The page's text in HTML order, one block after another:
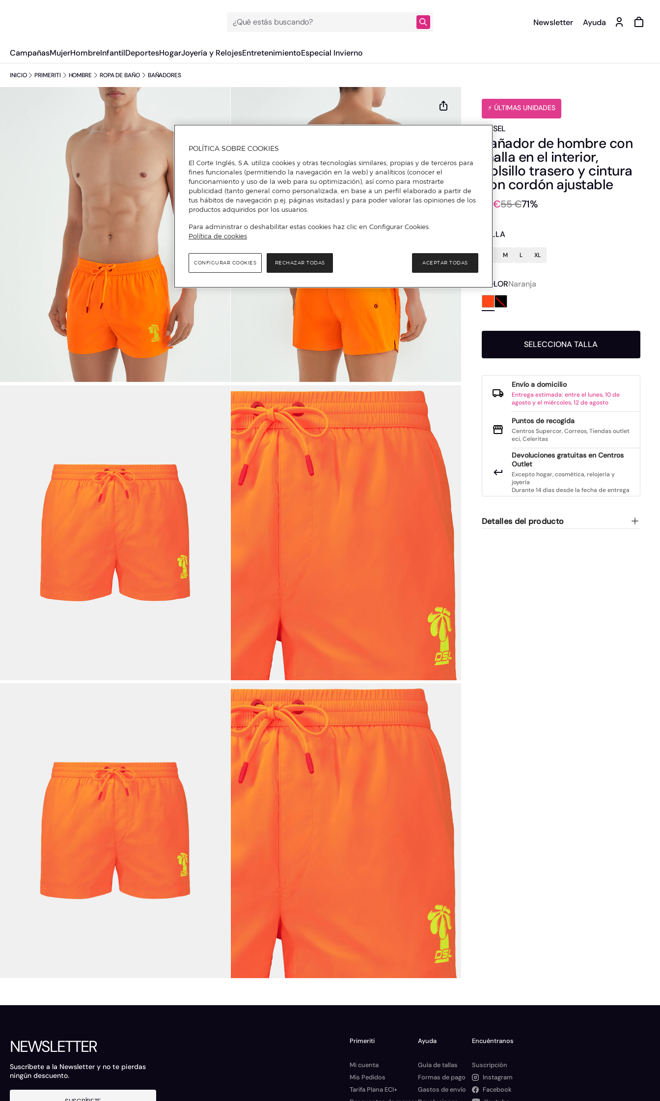
¿Qué estás buscando? Newsletter Ayuda
CampañasMujerHombreInfantilDeportesHogarJoyería y RelojesEntretenimientoEspecial Invierno
INICIO PRIMERITI HOMBRE ROPA DE BAÑO BAÑADORES
️⚡ ÚLTIMAS UNIDADES
DIESEL
Bañador de hombre con
malla en el interior,
bolsillo trasero y cintura
con cordón ajustable
16 €55 €71%
TALLA
M L XL
COLORNaranja
SELECCIONA TALLA
Envío a domicilio
Entrega estimada: entre el lunes, 10 de
agosto y el miércoles, 12 de agosto
Puntos de recogida
Centros Supercor, Correos, Tiendas outlet
eci, Celeritas
Devoluciones gratuitas en Centros
Outlet
Excepto hogar, cosmética, relojería y
joyería
Durante 14 días desde la fecha de entrega
Detalles del producto
NEWSLETTER
Suscríbete a la Newsletter y no te pierdas
ningún descuento.
Primeriti
Mi cuenta
Mis Pedidos
Tarifa Plana ECI+
Ayuda
Guía de tallas
Formas de pago
Gastos de envío
Encuéntranos
Suscripción
Instagram
Facebook
POLÍTICA SOBRE COOKIES
El Corte Inglés, S.A. utiliza cookies y otras tecnologías similares, propias y de terceros para
fines funcionales (permitiendo la navegación en la web) y analíticos (conocer el
funcionamiento y uso de la web para su optimización), así como para mostrarte
publicidad (tanto general como personalizada, en base a un perfil elaborado a partir de
tus hábitos de navegación p.ej. páginas visitadas) y para poder valorar las opiniones de los
productos adquiridos por los usuarios.
Para administrar o deshabilitar estas cookies haz clic en Configurar Cookies.
Política de cookies
RECHAZAR TODAS ACEPTAR TODAS
CONFIGURAR COOKIES